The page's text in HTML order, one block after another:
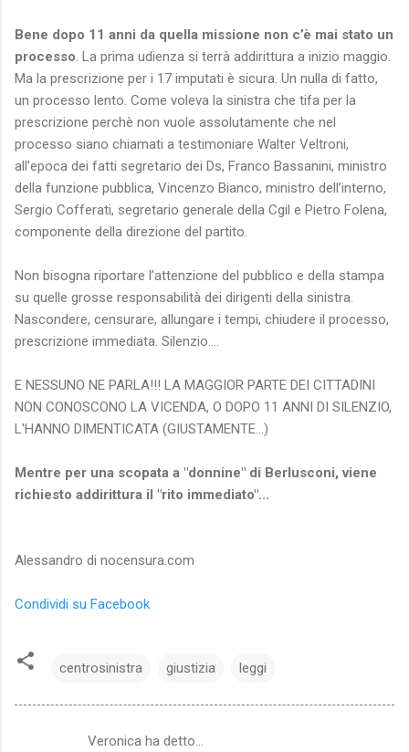
Bene dopo 11 anni da quella missione non c’è mai stato un
processo . La prima udienza si terrà addirittura a inizio maggio.
Ma la prescrizione per i 17 imputati è sicura. Un nulla di fatto,
un processo lento. Come voleva la sinistra che tifa per la
prescrizione perchè non vuole assolutamente che nel
processo siano chiamati a testimoniare Walter Veltroni,
all’epoca dei fatti segretario dei Ds, Franco Bassanini, ministro
della funzione pubblica, Vincenzo Bianco, ministro dell’interno,
Sergio Cofferati, segretario generale della Cgil e Pietro Folena,
componente della direzione del partito.
Non bisogna riportare l’attenzione del pubblico e della stampa
su quelle grosse responsabilità dei dirigenti della sinistra.
Nascondere, censurare, allungare i tempi, chiudere il processo,
prescrizione immediata. Silenzio….
E NESSUNO NE PARLA!!! LA MAGGIOR PARTE DEI CITTADINI
NON CONOSCONO LA VICENDA, O DOPO 11 ANNI DI SILENZIO,
L'HANNO DIMENTICATA (GIUSTAMENTE...)
Mentre per una scopata a "donnine" di Berlusconi, viene
richiesto addirittura il "rito immediato"...
Alessandro di nocensura.com
Condividi su Facebook
centrosinistra giustizia leggi
Veronica ha detto…